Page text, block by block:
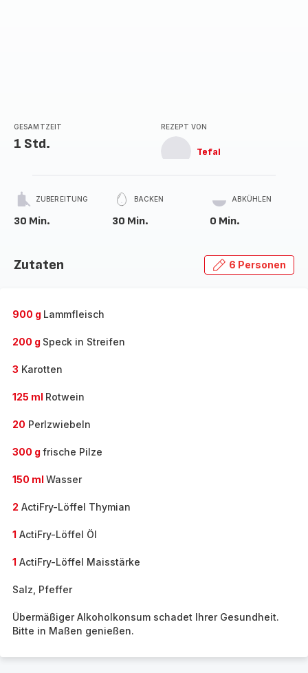
GESAMTZEIT
1 Std.
REZEPT VON
Tefal
ZUBEREITUNG
30 Min.
BACKEN
30 Min.
ABKÜHLEN
0 Min.
Zutaten 6 Personen
900 g Lammfleisch
200 g Speck in Streifen
3 Karotten
125 ml Rotwein
20 Perlzwiebeln
300 g frische Pilze
150 ml Wasser
2 ActiFry-Löffel Thymian
1 ActiFry-Löffel Öl
1 ActiFry-Löffel Maisstärke
Salz, Pfeffer
Übermäßiger Alkoholkonsum schadet Ihrer Gesundheit.
Bitte in Maßen genießen.